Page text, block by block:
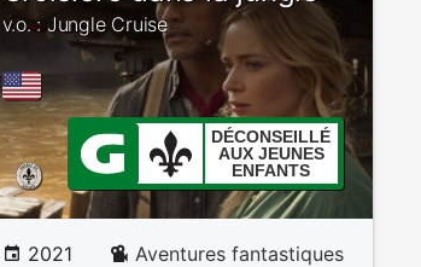
v.o. : Jungle Cruise
DÉCONSEILLÉ
AUX JEUNES
ENFANTS
2021 Aventures fantastiques